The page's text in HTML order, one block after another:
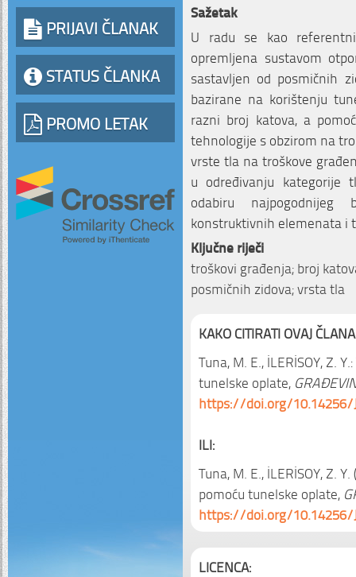
PRIJAVI ČLANAK
STATUS ČLANKA
PROMO LETAK
Sažetak
U radu se kao
opremljena sustavom
sastavljen od posmičnih
bazirane na korištenju
razni broj katova, a
tehnologije s obzirom na
vrste tla na troškove
u određivanju kategorije
odabiru
konstruktivnih elemenata i
Ključne riječi
troškovi građenja; broj
posmičnih zidova; vrsta tla
KAKO CITIRATI OVAJ
Tuna, M. E., İLERİSOY, Z.
tunelske oplate,
https://doi.org/10.14256/
ILI:
Tuna, M. E., İLERİSOY, Z.
pomoću tunelske oplate,
https://doi.org/10.14256/
LICENCA: